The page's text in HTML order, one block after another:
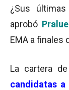
¿Sus
aprobó
EMA a finales
La cartera
candidatas a